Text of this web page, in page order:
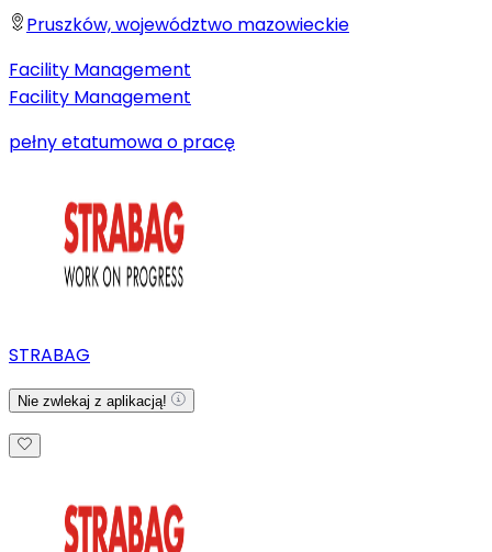
Pruszków, województwo mazowieckie
Facility Management
Facility Management
pełny etatumowa o pracę
STRABAG
Nie zwlekaj z aplikacją!